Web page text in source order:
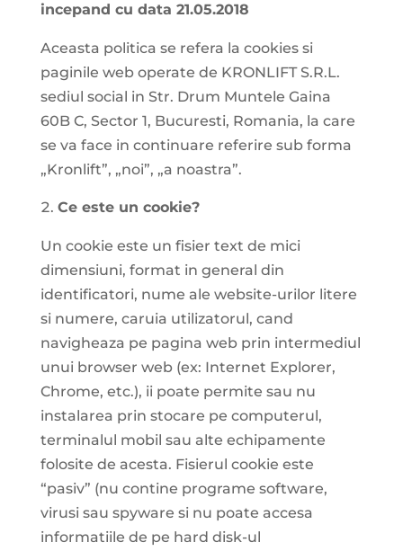
incepand cu data 21.05.2018
Aceasta politica se refera la cookies si
paginile web operate de KRONLIFT S.R.L.
sediul social in Str. Drum Muntele Gaina
60B C, Sector 1, Bucuresti, Romania, la care
se va face in continuare referire sub forma
„Kronlift”, „noi”, „a noastra”.
Ce este un cookie?
Un cookie este un fisier text de mici
dimensiuni, format in general din
identificatori, nume ale website-urilor litere
si numere, caruia utilizatorul, cand
navigheaza pe pagina web prin intermediul
unui browser web (ex: Internet Explorer,
Chrome, etc.), ii poate permite sau nu
instalarea prin stocare pe computerul,
terminalul mobil sau alte echipamente
folosite de acesta. Fisierul cookie este
“pasiv” (nu contine programe software,
virusi sau spyware si nu poate accesa
informatiile de pe hard disk-ul